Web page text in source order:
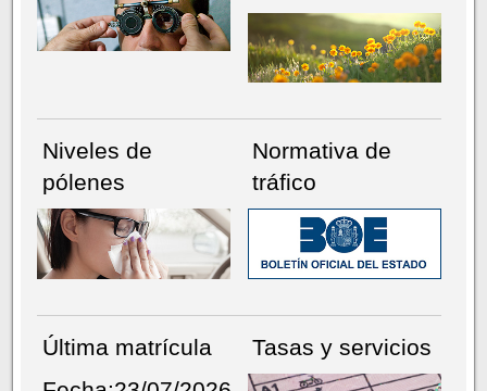
Niveles de
pólenes
Normativa de
tráfico
Última matrícula
Tasas y servicios